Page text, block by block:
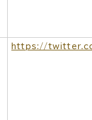
https://